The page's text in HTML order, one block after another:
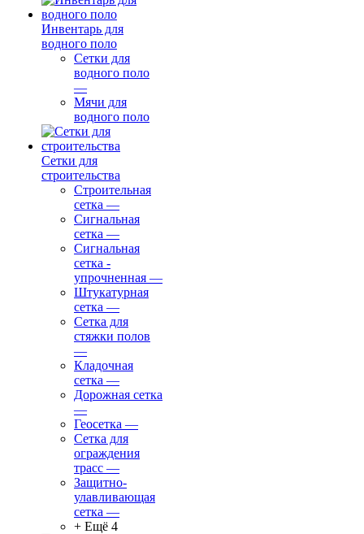
Инвентарь для
водного поло
Сетки для
водного поло
—
Мячи для
водного поло
Сетки для
строительства
Строительная
сетка —
Сигнальная
сетка —
Сигнальная
сетка -
упрочненная —
Штукатурная
сетка —
Сетка для
стяжки полов
—
Кладочная
сетка —
Дорожная сетка
—
Геосетка —
Сетка для
ограждения
трасс —
Защитно-
улавливающая
сетка —
+ Ещё 4